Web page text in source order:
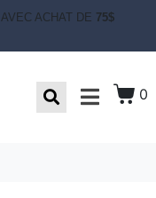
AVEC ACHAT DE 75$
0